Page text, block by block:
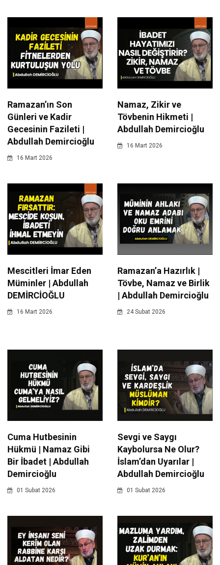
Ramazan’ın Son
Günleri ve Kadir
Gecesinin Fazileti |
Abdullah Demircioğlu
16 Mart 2026
Namaz, Zikir ve
Tövbenin Hikmeti |
Abdullah Demircioğlu
16 Mart 2026
Mescitleri İmar Eden
Müminler | Abdullah
DEMİRCİOĞLU
16 Mart 2026
Ramazan’a Hazırlık |
Tövbe, Namaz ve Birlik
| Abdullah Demircioğlu
24 Subat 2026
Cuma Hutbesinin
Hükmü | Namaz Gibi
Bir İbadet | Abdullah
Demircioğlu
01 Subat 2026
Sevgi ve Saygı
Kaybolursa Ne Olur?
İslam’dan Uyarılar |
Abdullah Demircioğlu
01 Subat 2026